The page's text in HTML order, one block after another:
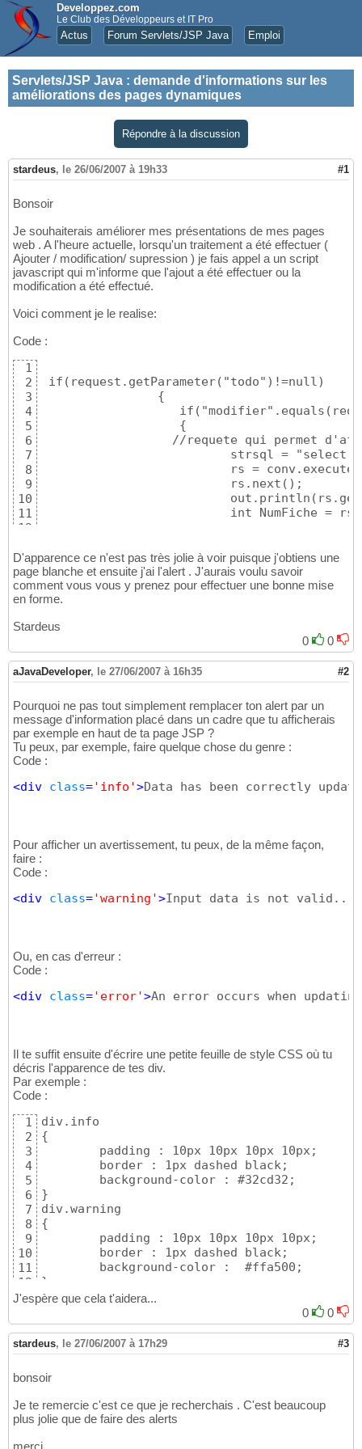
Developpez.com
Le Club des Développeurs et IT Pro
Actus Forum Servlets/JSP Java Emploi
Servlets/JSP Java : demande d'informations sur les
améliorations des pages dynamiques
Répondre à la discussion
stardeus, le 26/06/2007 à 19h33 #1
Bonsoir
Je souhaiterais améliorer mes présentations de mes pages
web . A l'heure actuelle, lorsqu'un traitement a été effectuer (
Ajouter / modification/ supression ) je fais appel a un script
javascript qui m'informe que l'ajout a été effectuer ou la
modification a été effectué.
Voici comment je le realise:
Code :
1
2
3
4
5
6
7
8
9
10
11
12
14
15
16
17
19
21
22
24
if(request.getParameter("todo")!=null)
			   strsql =  "update entreprise e , courrierarrivee c  set NomENT='"+NomENT+"',SiegeENT='"+SiegeENT+"',NatENT='"+NatENT+"',NomDirigeant='"+NomDirigeant+"',CodeActivite='"+CodeActivite+"',OrigineENT='"+OrigineENT+"',NumSiret='"+NumSiret+"' where c.NumEnt = e.NumEnt and NumOrdArr ='"+courId+"'";
			   out.println(strsql);
			   %>
				    alert("la modification a été prise en compte ");
					close();
</script>
}
D'apparence ce n'est pas très jolie à voir puisque j'obtiens une
page blanche et ensuite j'ai l'alert . J'aurais voulu savoir
comment vous vous y prenez pour effectuer une bonne mise
en forme.
Stardeus
0
0
aJavaDeveloper, le 27/06/2007 à 16h35 #2
Pourquoi ne pas tout simplement remplacer ton alert par un
message d'information placé dans un cadre que tu afficherais
par exemple en haut de ta page JSP ?
Tu peux, par exemple, faire quelque chose du genre :
Code :
<div class='info'>Data has been correctly
Pour afficher un avertissement, tu peux, de la même façon,
faire :
Code :
<div class='warning'>Input data is not valid...
Ou, en cas d'erreur :
Code :
<div class='error'>An error occurs when
Il te suffit ensuite d'écrire une petite feuille de style CSS où tu
décris l'apparence de tes div.
Par exemple :
Code :
1
2
3
4
5
6
7
8
9
10
11
12
13
15
16
17
div.info
{
}
div.warning
{
}
div.error
	padding : 10px 10px 10px 10px;
	border : 1px dashed black;
	background-color : #ff0000;
J'espère que cela t'aidera...
0
0
stardeus, le 27/06/2007 à 17h29 #3
bonsoir
Je te remercie c'est ce que je recherchais . C'est beaucoup
plus jolie que de faire des alerts